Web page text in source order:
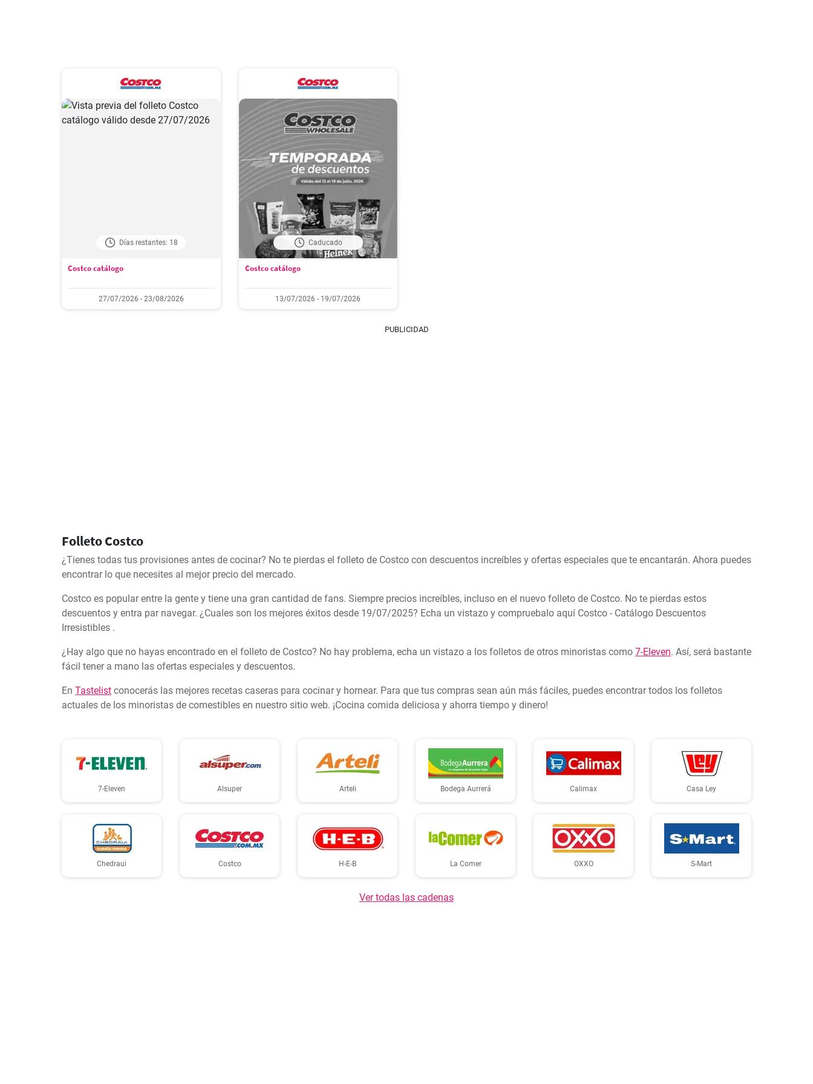
Días restantes: 18
Costco catálogo
27/07/2026 - 23/08/2026
Caducado
Costco catálogo
13/07/2026 - 19/07/2026
PUBLICIDAD
Folleto Costco
¿Tienes todas tus provisiones antes de cocinar? No te pierdas el folleto de Costco con descuentos increíbles y ofertas especiales que te encantarán. Ahora puedes
encontrar lo que necesites al mejor precio del mercado.
Costco es popular entre la gente y tiene una gran cantidad de fans. Siempre precios increíbles, incluso en el nuevo folleto de Costco. No te pierdas estos
descuentos y entra par navegar. ¿Cuales son los mejores éxitos desde 19/07/2025? Echa un vistazo y compruebalo aquí Costco - Catálogo Descuentos
Irresistibles .
¿Hay algo que no hayas encontrado en el folleto de Costco? No hay problema, echa un vistazo a los folletos de otros minoristas como 7-Eleven. Así, será bastante
fácil tener a mano las ofertas especiales y descuentos.
En Tastelist conocerás las mejores recetas caseras para cocinar y hornear. Para que tus compras sean aún más fáciles, puedes encontrar todos los folletos
actuales de los minoristas de comestibles en nuestro sitio web. ¡Cocina comida deliciosa y ahorra tiempo y dinero!
7-Eleven Alsuper Arteli Bodega Aurrerá Calimax Casa Ley
Chedraui Costco H-E-B La Comer OXXO S-Mart
Ver todas las cadenas